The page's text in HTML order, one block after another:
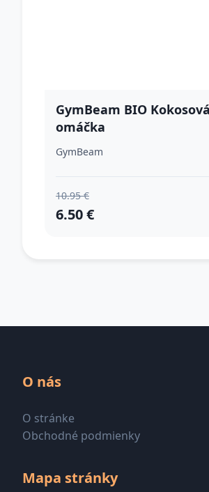
GymBeam BIO
omáčka
GymBeam
10.95 €
6.50 €
O nás
O stránke
Obchodné podmienky
Mapa stránky